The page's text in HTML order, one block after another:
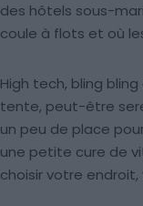
des hôtels sous-
coule à flots et où
High tech, bling
tente, peut-être
un peu de place
une petite cure de
choisir votre endroit,